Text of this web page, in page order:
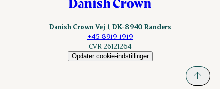
Danish Crown Vej 1, DK-8940 Randers
+45 8919 1919
CVR 26121264
Opdater cookie-indstillinger